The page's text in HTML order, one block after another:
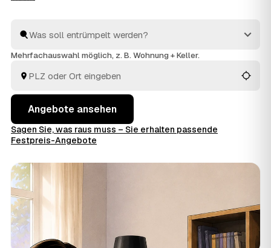
undFreiberg. So vergleichen Sie Preise und Termine,
auch wenn es eilig ist. Die Profis kümmern sich ums
Mehrfachauswahl möglich, z. B. Wohnung + Keller.
Angebote ansehen
Sagen Sie, was raus muss – Sie erhalten passende
Festpreis-Angebote